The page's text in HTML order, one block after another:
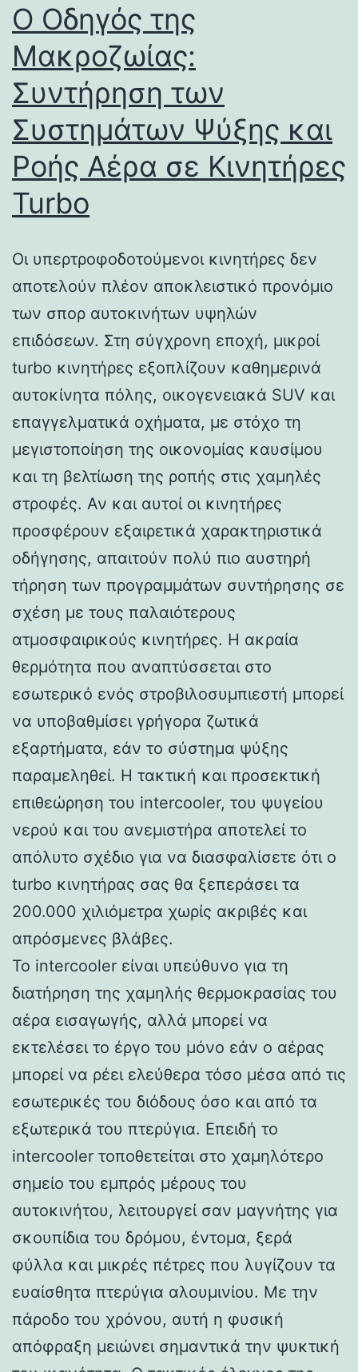
Ο Οδηγός της
Μακροζωίας:
Συντήρηση των
Συστημάτων Ψύξης και
Ροής Αέρα σε Κινητήρες
Turbo
Οι υπερτροφοδοτούμενοι κινητήρες δεν
αποτελούν πλέον αποκλειστικό προνόμιο
των σπορ αυτοκινήτων υψηλών
επιδόσεων. Στη σύγχρονη εποχή, μικροί
turbo κινητήρες εξοπλίζουν καθημερινά
αυτοκίνητα πόλης, οικογενειακά SUV και
επαγγελματικά οχήματα, με στόχο τη
μεγιστοποίηση της οικονομίας καυσίμου
και τη βελτίωση της ροπής στις χαμηλές
στροφές. Αν και αυτοί οι κινητήρες
προσφέρουν εξαιρετικά χαρακτηριστικά
οδήγησης, απαιτούν πολύ πιο αυστηρή
τήρηση των προγραμμάτων συντήρησης σε
σχέση με τους παλαιότερους
ατμοσφαιρικούς κινητήρες. Η ακραία
θερμότητα που αναπτύσσεται στο
εσωτερικό ενός στροβιλοσυμπιεστή μπορεί
να υποβαθμίσει γρήγορα ζωτικά
εξαρτήματα, εάν το σύστημα ψύξης
παραμεληθεί. Η τακτική και προσεκτική
επιθεώρηση του intercooler, του ψυγείου
νερού και του ανεμιστήρα αποτελεί το
απόλυτο σχέδιο για να διασφαλίσετε ότι ο
turbo κινητήρας σας θα ξεπεράσει τα
200.000 χιλιόμετρα χωρίς ακριβές και
απρόσμενες βλάβες.
Το intercooler είναι υπεύθυνο για τη
διατήρηση της χαμηλής θερμοκρασίας του
αέρα εισαγωγής, αλλά μπορεί να
εκτελέσει το έργο του μόνο εάν ο αέρας
μπορεί να ρέει ελεύθερα τόσο μέσα από τις
εσωτερικές του διόδους όσο και από τα
εξωτερικά του πτερύγια. Επειδή το
intercooler τοποθετείται στο χαμηλότερο
σημείο του εμπρός μέρους του
αυτοκινήτου, λειτουργεί σαν μαγνήτης για
σκουπίδια του δρόμου, έντομα, ξερά
φύλλα και μικρές πέτρες που λυγίζουν τα
ευαίσθητα πτερύγια αλουμινίου. Με την
πάροδο του χρόνου, αυτή η φυσική
απόφραξη μειώνει σημαντικά την ψυκτική